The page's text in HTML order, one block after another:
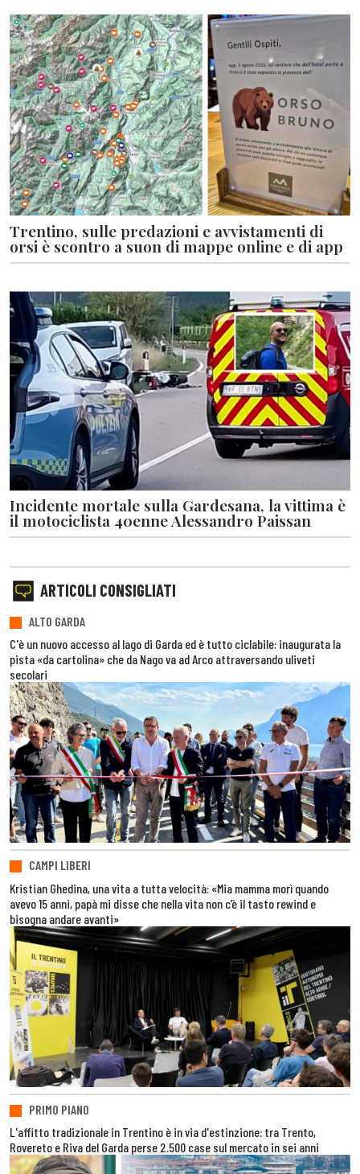
Trentino, sulle predazioni e avvistamenti di
orsi è scontro a suon di mappe online e di app
Incidente mortale sulla Gardesana, la vittima è
il motociclista 40enne Alessandro Paissan
ARTICOLI CONSIGLIATI
ALTO GARDA
C'è un nuovo accesso al lago di Garda ed è tutto ciclabile: inaugurata la
pista «da cartolina» che da Nago va ad Arco attraversando uliveti
secolari
CAMPI LIBERI
Kristian Ghedina, una vita a tutta velocità: «Mia mamma morì quando
avevo 15 anni, papà mi disse che nella vita non c’è il tasto rewind e
bisogna andare avanti»
PRIMO PIANO
L'affitto tradizionale in Trentino è in via d'estinzione: tra Trento,
Rovereto e Riva del Garda perse 2.500 case sul mercato in sei anni